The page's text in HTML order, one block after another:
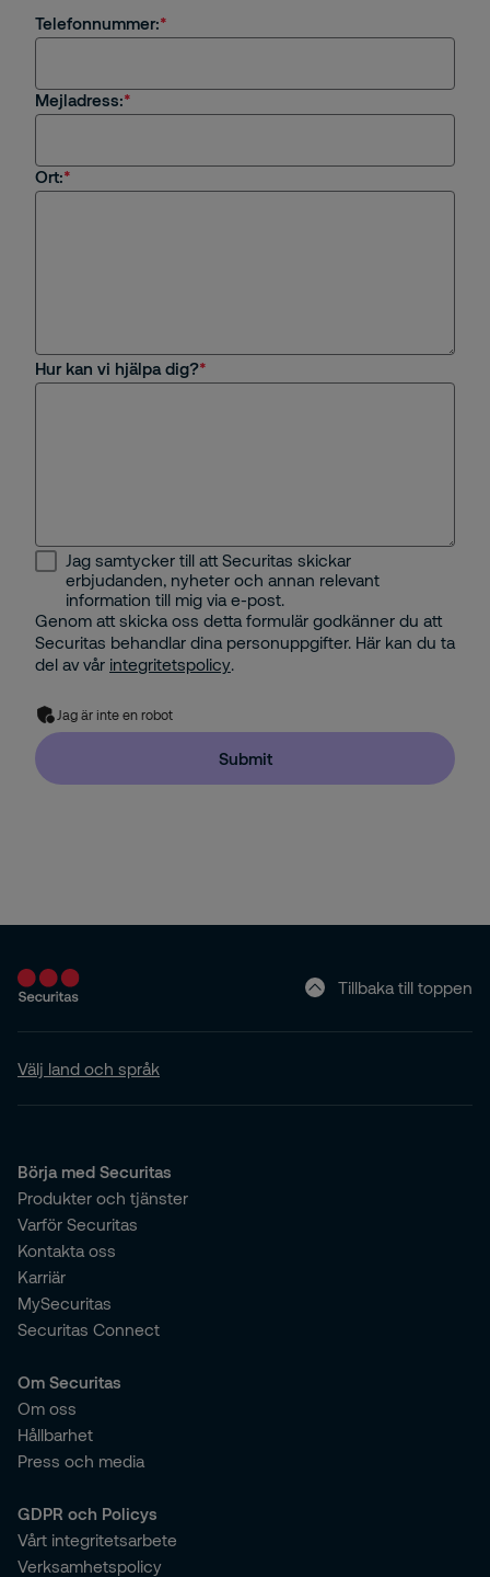
Telefonnummer:
Mejladress:
Ort:
Hur kan vi hjälpa dig?
Jag samtycker till att Securitas skickar
erbjudanden, nyheter och annan relevant
information till mig via e-post.
Genom att skicka oss detta formulär godkänner du att
Securitas behandlar dina personuppgifter. Här kan du ta
del av vår integritetspolicy.
Jag är inte en robot
Submit
Tillbaka till toppen
Välj land och språk
Börja med Securitas
Produkter och tjänster
Varför Securitas
Kontakta oss
Karriär
MySecuritas
Securitas Connect
Om Securitas
Om oss
Hållbarhet
Press och media
GDPR och Policys
Vårt integritetsarbete
Verksamhetspolicy